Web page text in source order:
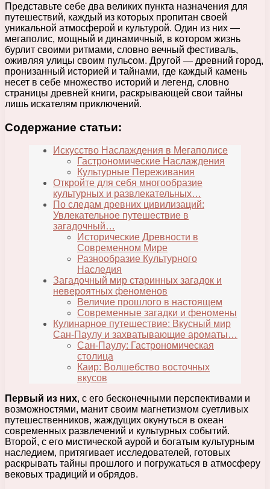
Представьте себе два великих пункта назначения для
путешествий, каждый из которых пропитан своей
уникальной атмосферой и культурой. Один из них —
мегаполис, мощный и динамичный, в котором жизнь
бурлит своими ритмами, словно вечный фестиваль,
оживляя улицы своим пульсом. Другой — древний город,
пронизанный историей и тайнами, где каждый камень
несет в себе множество историй и легенд, словно
страницы древней книги, раскрывающей свои тайны
лишь искателям приключений.
Содержание статьи:
Искусство Наслаждения в Мегаполисе
Гастрономические Наслаждения
Культурные Переживания
Откройте для себя многообразие
культурных и развлекательных…
По следам древних цивилизаций:
Увлекательное путешествие в
загадочный…
Исторические Древности в
Современном Мире
Разнообразие Культурного
Наследия
Загадочный мир старинных загадок и
невероятных феноменов
Величие прошлого в настоящем
Современные загадки и феномены
Кулинарное путешествие: Вкусный мир
Сан-Паулу и захватывающие ароматы…
Сан-Паулу: Гастрономическая
столица
Каир: Волшебство восточных
вкусов
Первый из них, с его бесконечными перспективами и
возможностями, манит своим магнетизмом суетливых
путешественников, жаждущих окунуться в океан
современных развлечений и культурных событий.
Второй, с его мистической аурой и богатым культурным
наследием, притягивает исследователей, готовых
раскрывать тайны прошлого и погружаться в атмосферу
вековых традиций и обрядов.